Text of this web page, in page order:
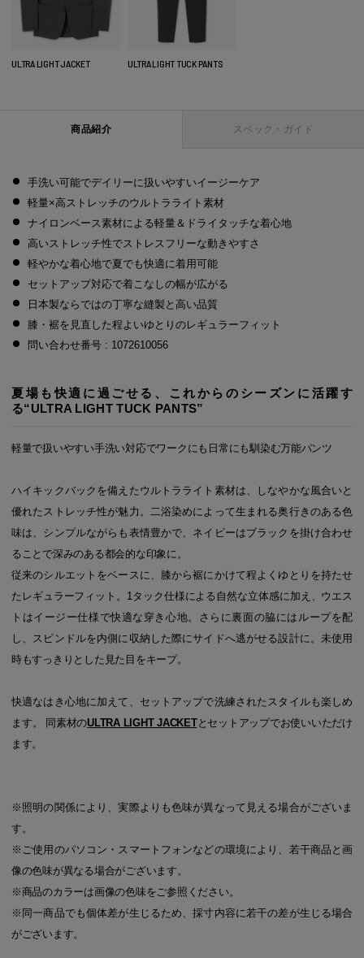
ULTRA LIGHT JACKET ULTRA LIGHT TUCK PANTS
商品紹介 スペック・ガイド
手洗い可能でデイリーに扱いやすいイージーケア
軽量×高ストレッチのウルトラライト素材
ナイロンベース素材による軽量＆ドライタッチな着心地
高いストレッチ性でストレスフリーな動きやすさ
軽やかな着心地で夏でも快適に着用可能
セットアップ対応で着こなしの幅が広がる
日本製ならではの丁寧な縫製と高い品質
膝・裾を見直した程よいゆとりのレギュラーフィット
問い合わせ番号 : 1072610056
夏場も快適に過ごせる、これからのシーズンに活躍す
る“ULTRA LIGHT TUCK PANTS”
軽量で扱いやすい手洗い対応でワークにも日常にも馴染む万能パンツ
ハイキックバックを備えたウルトラライト素材は、しなやかな風合いと
優れたストレッチ性が魅力。二浴染めによって生まれる奥行きのある色
味は、シンプルながらも表情豊かで、ネイビーはブラックを掛け合わせ
ることで深みのある都会的な印象に。
従来のシルエットをベースに、膝から裾にかけて程よくゆとりを持たせ
たレギュラーフィット。1タック仕様による自然な立体感に加え、ウエス
トはイージー仕様で快適な穿き心地。さらに裏面の脇にはループを配
し、スピンドルを内側に収納した際にサイドへ逃がせる設計に。未使用
時もすっきりとした見た目をキープ。
快適なはき心地に加えて、セットアップで洗練されたスタイルも楽しめ
ます。 同素材のULTRA LIGHT JACKETとセットアップでお使いいただけ
ます。
※照明の関係により、実際よりも色味が異なって見える場合がございま
す。
※ご使用のパソコン・スマートフォンなどの環境により、若干商品と画
像の色味が異なる場合がございます。
※商品のカラーは画像の色味をご参照ください。
※同一商品でも個体差が生じるため、採寸内容に若干の差が生じる場合
がございます。